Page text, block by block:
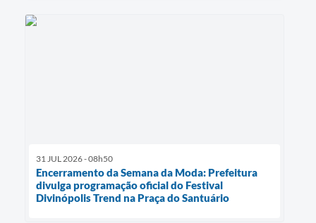
31 JUL 2026 - 08h50
Encerramento da Semana da Moda: Prefeitura
divulga programação oficial do Festival
Divinópolis Trend na Praça do Santuário